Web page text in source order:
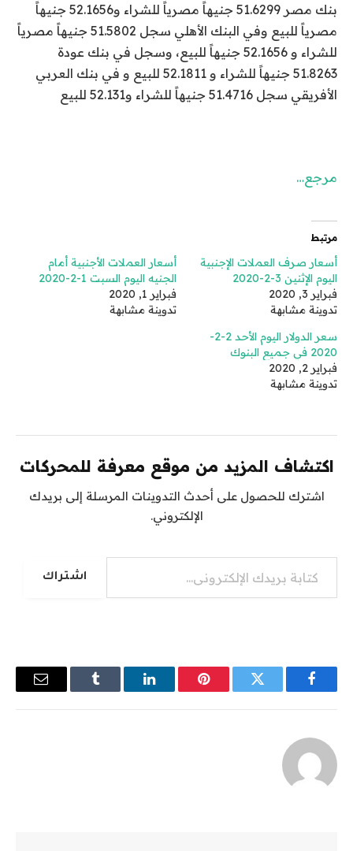
بنك مصر 51.6299 جنيهاً مصرياً للشراء و52.1656 جنيهاً
مصرياً للبيع وفي البنك الأهلي سجل 51.5802 جنيهاً مصرياً
للشراء و 52.1656 جنيهاً للبيع، وسجل في بنك عودة
51.8263 جنيهاً للشراء و 52.1811 للبيع و في بنك العربي
الأفريقي سجل 51.4716 جنيهاً للشراء و52.131 للبيع
مرجع…
مرتبط
أسعار صرف العملات الإجنبية
اليوم الإثنين 3-2-2020
فبراير 3, 2020
تدوينة مشابهة
أسعار العملات الأجنبية أمام
الجنيه اليوم السبت 1-2-2020
فبراير 1, 2020
تدوينة مشابهة
سعر الدولار اليوم الأحد 2-2-
2020 في جميع البنوك
فبراير 2, 2020
تدوينة مشابهة
اكتشاف المزيد من موقع معرفة للمحركات
اشترك للحصول على أحدث التدوينات المرسلة إلى بريدك
الإلكتروني.
كتابة بريدك الإلكتروني...
اشتراك
فيسبوك تويتر بينتيريستلينكدإن Tumblr
البريد